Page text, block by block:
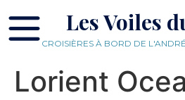
Les Voiles
CROISIÈRES À BORD DE
Lorient